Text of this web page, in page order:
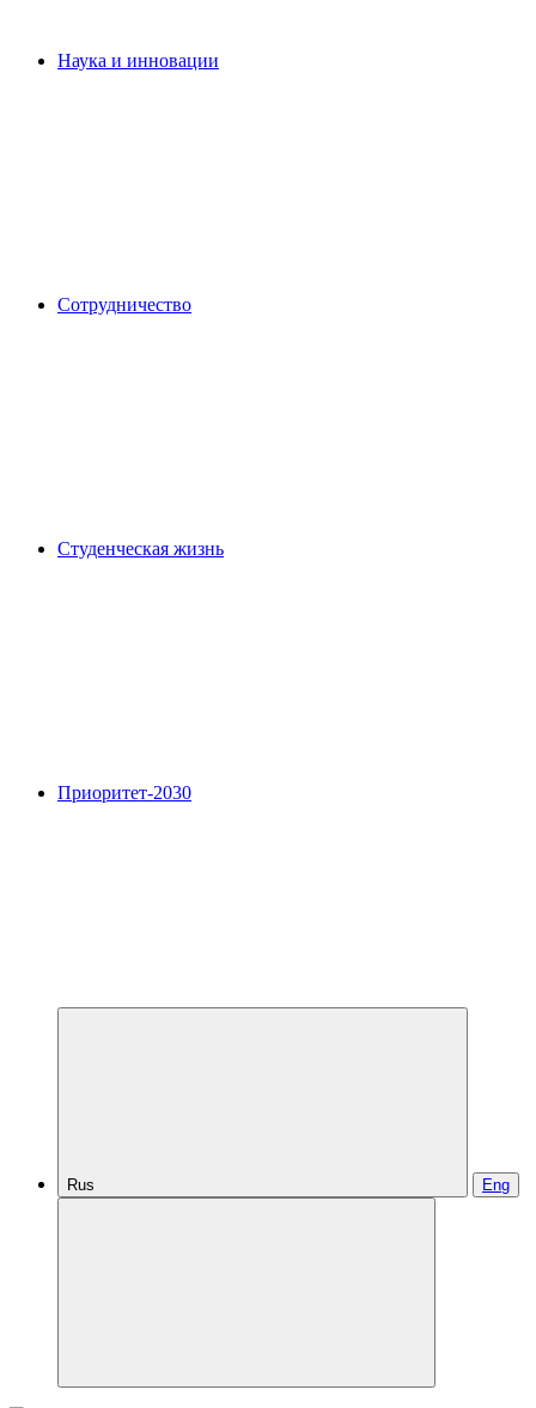
Наука и инновации
Сотрудничество
Студенческая жизнь
Приоритет-2030
Rus Eng